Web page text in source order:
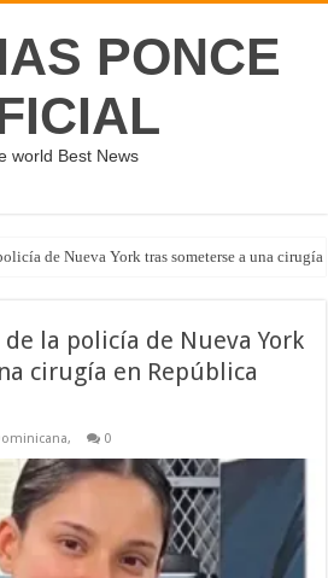
PONCE
world Best News
de Nueva York tras someterse a una
Abaildayev como el hombre desnudo que
la policía de Nueva York
cirugía en República
0